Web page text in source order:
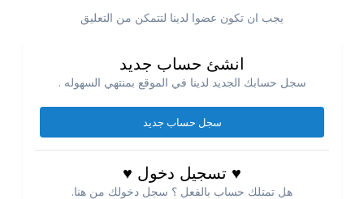
يجب ان تكون عضوا لدينا لتتمكن من التعليق
انشئ حساب جديد
سجل حسابك الجديد لدينا في الموقع بمنتهي السهوله .
سجل حساب جديد
♥ تسجيل دخول ♥
هل تمتلك حساب بالفعل ؟ سجل دخولك من هنا.